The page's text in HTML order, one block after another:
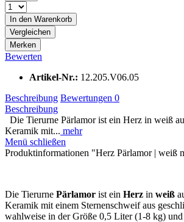
In den Warenkorb
Vergleichen
Merken
Bewerten
Artikel-Nr.: 12.205.V06.05
Beschreibung Bewertungen 0
Beschreibung
Die Tierurne Pärlamor ist ein Herz in weiß
Keramik mit... mehr
Menü schließen
Produktinformationen "Herz Pärlamor | weiß
Die Tierurne Pärlamor ist ein Herz in weiß
Keramik mit einem Sternenschweif aus
wahlweise in der Größe 0,5 Liter (1-8 kg)